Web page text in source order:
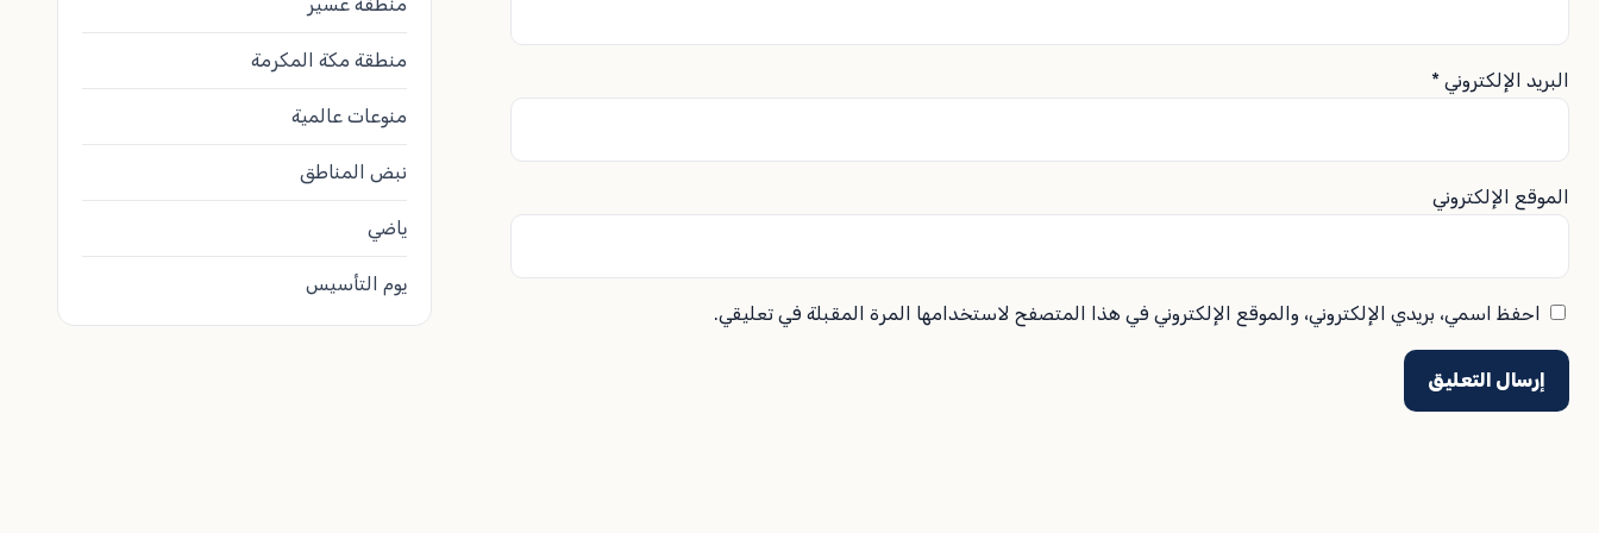
البريد الإلكتروني*
الموقع الإلكتروني
احفظ اسمي، بريدي الإلكتروني، والموقع الإلكتروني في هذا المتصفح لاستخدامها المرة المقبلة في تعليقي.
منطقة مكة المكرمة
منوعات عالمية
نبض المناطق
ياضي
يوم التأسيس